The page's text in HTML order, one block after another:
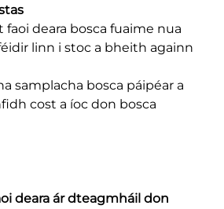
faoi deara bosca fuaime nua
linn i stoc a bheith againn
samplacha bosca páipéar a
cost a íoc don bosca
deara ár dteagmháil don